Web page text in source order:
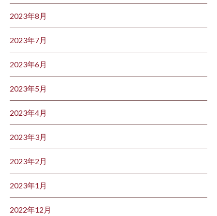
2023年8月
2023年7月
2023年6月
2023年5月
2023年4月
2023年3月
2023年2月
2023年1月
2022年12月